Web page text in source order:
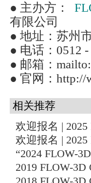
● 主办方：
有限公司
● 地址：苏州
● 电话：0512 -
● 邮箱：
● 官网：http://
相关推荐
欢迎报名 |
欢迎报名 |
“2024 FLOW-
2019 FLOW-